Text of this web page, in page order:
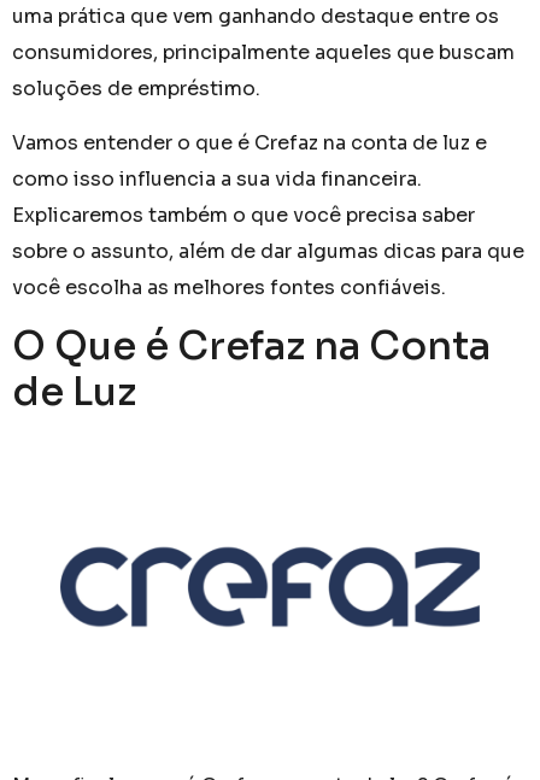
uma prática que vem ganhando destaque entre os
consumidores, principalmente aqueles que buscam
soluções de empréstimo.
Vamos entender o que é Crefaz na conta de luz e
como isso influencia a sua vida financeira.
Explicaremos também o que você precisa saber
sobre o assunto, além de dar algumas dicas para que
você escolha as melhores fontes confiáveis.
O Que é Crefaz na Conta
de Luz